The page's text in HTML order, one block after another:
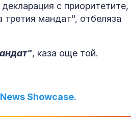
с приоритетите,
третия мандат", отбеляза
, каза още той.
Showcase.